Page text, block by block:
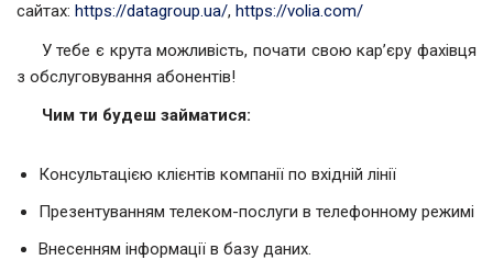
сайтах: https://datagroup.ua/, https://volia.com/
У тебе є крута можливість, почати свою кар’єру фахівця
з обслуговування абонентів!
Чим ти будеш займатися:
Консультацією клієнтів компанії по вхідній лінії
Презентуванням телеком-послуги в телефонному режимі
Внесенням інформації в базу даних.